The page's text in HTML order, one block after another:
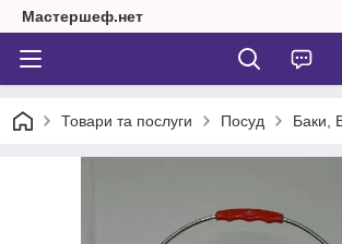
Мастершеф.нет
Товари та послуги Посуд Баки,